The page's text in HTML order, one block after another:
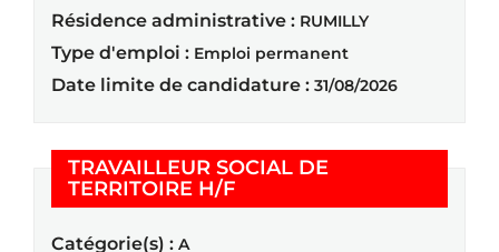
Résidence administrative : RUMILLY
Type d'emploi : Emploi permanent
Date limite de candidature : 31/08/2026
TRAVAILLEUR SOCIAL DE
TERRITOIRE H/F(Nouvelle fenêtre)
Catégorie(s) : A